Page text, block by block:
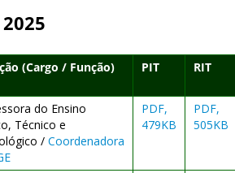
(Cargo / Função) PIT RIT
do Ensino
Técnico e
/ Coordenadora
PDF,
479KB
PDF,
505KB